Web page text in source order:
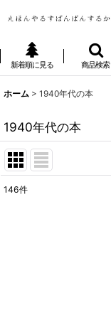
新着順に見る 商品検索
ホーム > 1940年代の本
1940年代の本
146件